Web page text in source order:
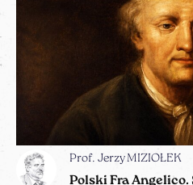
Prof. Jerzy MIZIOŁEK
Polski Fra